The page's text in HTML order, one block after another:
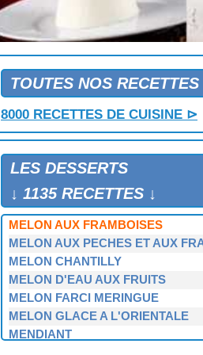
TOUTES NOS RECETTES
8000 RECETTES DE CUISINE ⊳
LES DESSERTS
↓ 1135 RECETTES ↓
MANDARINES GRANITEES
MANGUES GLACEES
MARMELADE DE BRUGNONS
MARMELADE DE PASTEQUE ET
MARMELADE D'ORANGES A
MARQUISE AU CHOCOLAT
MARRONS GLACES
MARTINIQUAIS
MARTINIQUAIS
MELON AU FROMAGE BLANC ET
MELON AUX FRAISES
MELON AUX FRAMBOISES
MELON AUX PECHES ET AUX
MELON CHANTILLY
MELON D'EAU AUX FRUITS
MELON FARCI MERINGUE
MELON GLACE A L'ORIENTALE
MENDIANT